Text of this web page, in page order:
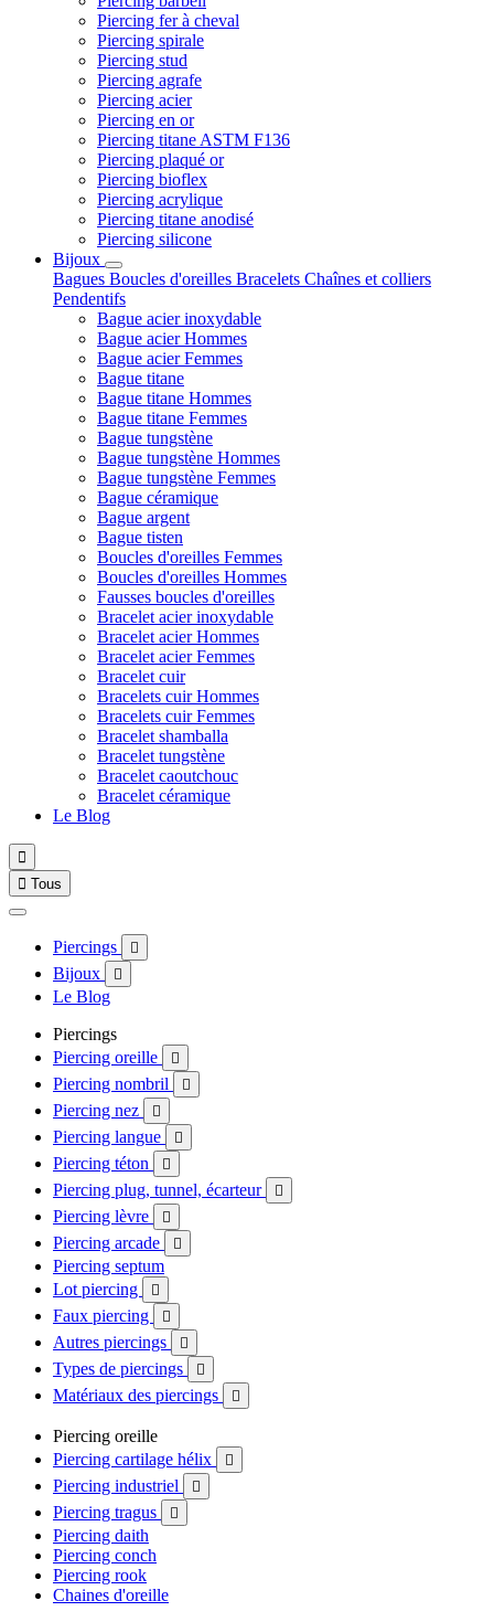
Piercing fer à cheval
Piercing spirale
Piercing stud
Piercing agrafe
Piercing acier
Piercing en or
Piercing titane ASTM F136
Piercing plaqué or
Piercing bioflex
Piercing acrylique
Piercing titane anodisé
Piercing silicone
Bijoux
Bagues Boucles d'oreilles Bracelets Chaînes et colliers
Pendentifs
Bague acier inoxydable
Bague acier Hommes
Bague acier Femmes
Bague titane
Bague titane Hommes
Bague titane Femmes
Bague tungstène
Bague tungstène Hommes
Bague tungstène Femmes
Bague céramique
Bague argent
Bague tisten
Boucles d'oreilles Femmes
Boucles d'oreilles Hommes
Fausses boucles d'oreilles
Bracelet acier inoxydable
Bracelet acier Hommes
Bracelet acier Femmes
Bracelet cuir
Bracelets cuir Hommes
Bracelets cuir Femmes
Bracelet shamballa
Bracelet tungstène
Bracelet caoutchouc
Bracelet céramique
Le Blog

 Tous
Piercings 
Bijoux 
Le Blog
Piercings
Piercing oreille

Piercing nombril 
Piercing nez 
Piercing langue 
Piercing téton 
Piercing plug, tunnel, écarteur 
Piercing lèvre 
Piercing arcade 
Piercing septum
Lot piercing

Faux piercing 
Autres piercings 
Types de piercings 
Matériaux des piercings 
Piercing oreille
Piercing cartilage hélix

Piercing industriel 
Piercing tragus 
Piercing daith
Piercing conch
Piercing rook
Chaines d'oreille